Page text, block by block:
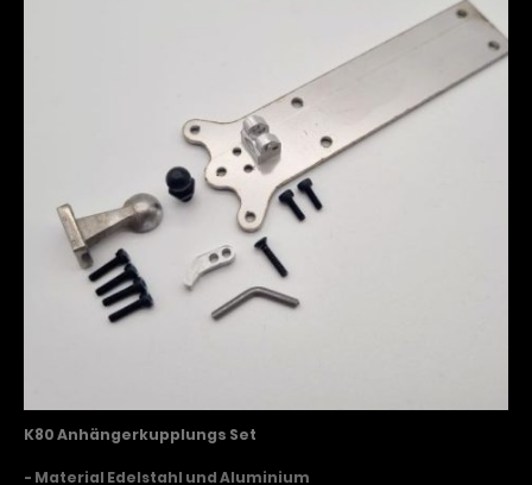
K80 Anhängerkupplungs Set
- Material Edelstahl und Aluminium